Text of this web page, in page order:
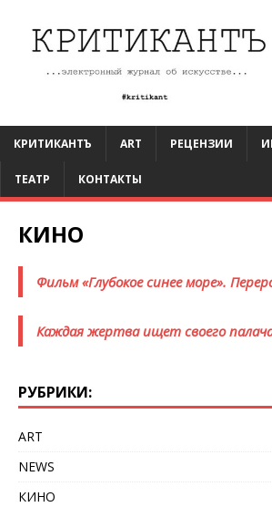
КРИТИКАНТЪ ART РЕЦЕНЗИИ
ТЕАТР КОНТАКТЫ
КИНО
Фильм «Глубокое синее море».
Каждая жертва ищет своего
РУБРИКИ:
ART
NEWS
КИНО